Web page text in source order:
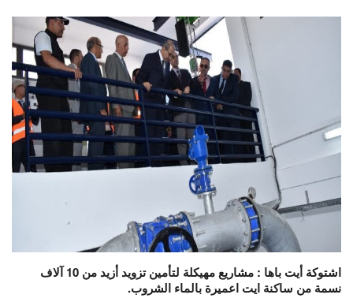
اشتوكة أيت باها : مشاريع مهيكلة لتأمين تزويد أزيد من 10 آلاف
نسمة من ساكنة ايت اعميرة بالماء الشروب.